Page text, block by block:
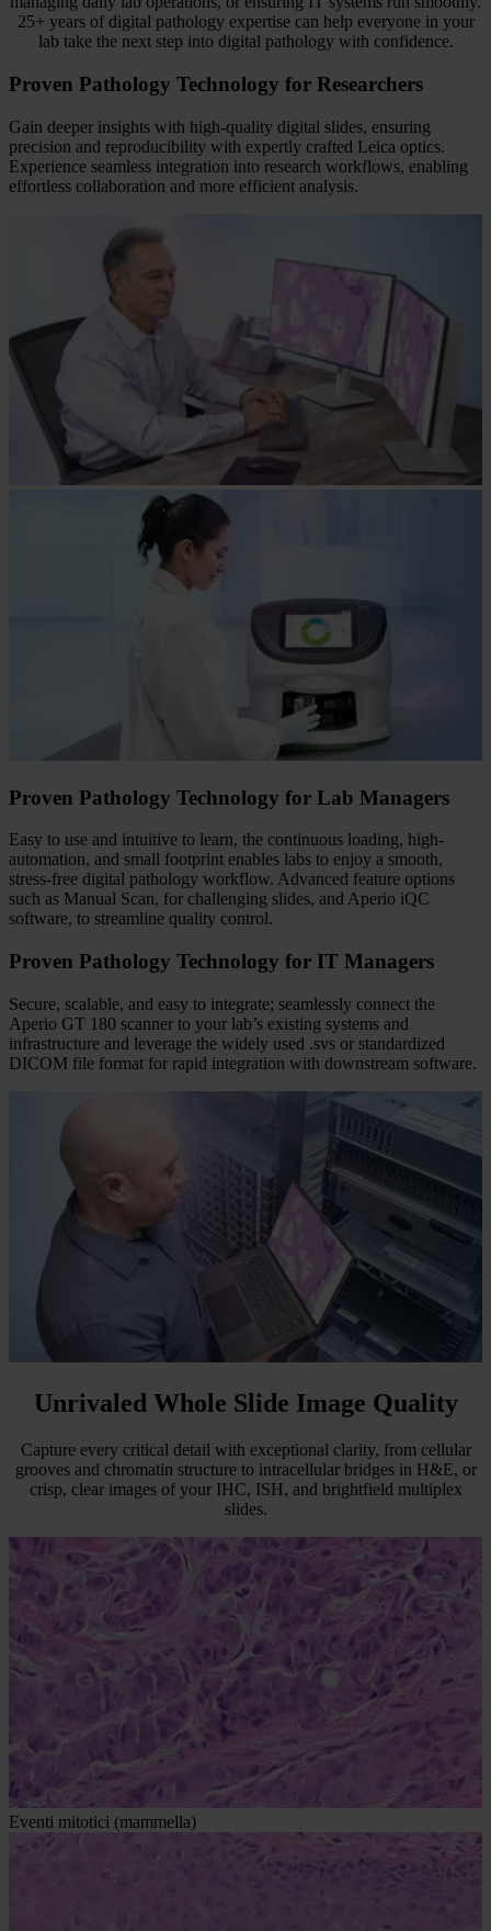
25+ years of digital pathology expertise can help everyone in your
lab take the next step into digital pathology with confidence.
Proven Pathology Technology for Researchers
Gain deeper insights with high-quality digital slides, ensuring
precision and reproducibility with expertly crafted Leica optics.
Experience seamless integration into research workflows, enabling
effortless collaboration and more efficient analysis.
Proven Pathology Technology for Lab Managers
Easy to use and intuitive to learn, the continuous loading, high-
automation, and small footprint enables labs to enjoy a smooth,
stress-free digital pathology workflow. Advanced feature options
such as Manual Scan, for challenging slides, and Aperio iQC
software, to streamline quality control.
Proven Pathology Technology for IT Managers
Secure, scalable, and easy to integrate; seamlessly connect the
Aperio GT 180 scanner to your lab’s existing systems and
infrastructure and leverage the widely used .svs or standardized
DICOM file format for rapid integration with downstream software.
Unrivaled Whole Slide Image Quality
Capture every critical detail with exceptional clarity, from cellular
grooves and chromatin structure to intracellular bridges in H&E, or
crisp, clear images of your IHC, ISH, and brightfield multiplex
slides.
Eventi mitotici (mammella)